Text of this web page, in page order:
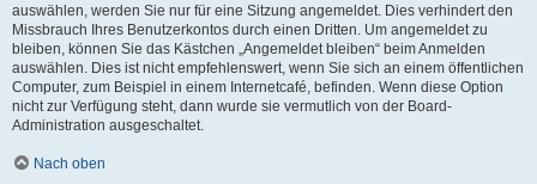
auswählen, werden Sie nur für eine Sitzung angemeldet. Dies verhindert den
Missbrauch Ihres Benutzerkontos durch einen Dritten. Um angemeldet zu
bleiben, können Sie das Kästchen „Angemeldet bleiben“ beim Anmelden
auswählen. Dies ist nicht empfehlenswert, wenn Sie sich an einem öffentlichen
Computer, zum Beispiel in einem Internetcafé, befinden. Wenn diese Option
nicht zur Verfügung steht, dann wurde sie vermutlich von der Board-
Administration ausgeschaltet.
Nach oben